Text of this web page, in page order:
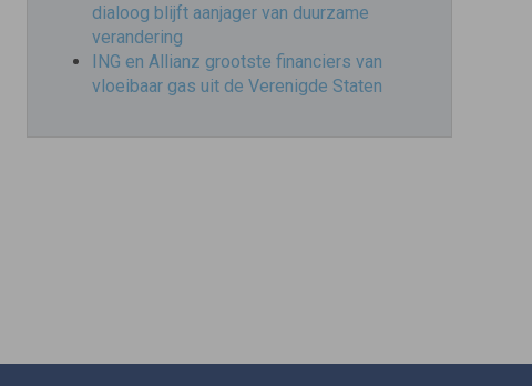
dialoog blijft aanjager van duurzame
verandering
ING en Allianz grootste financiers van
vloeibaar gas uit de Verenigde Staten